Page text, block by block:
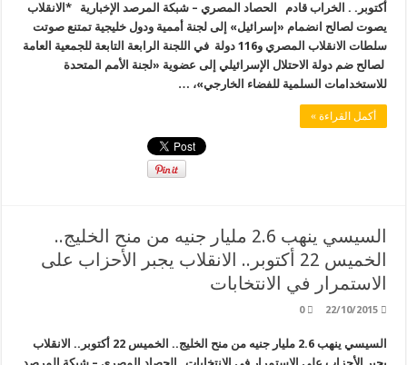
أكتوبر. . الخراب قادم الحصاد المصري – شبكة المرصد الإخبارية *الانقلاب
يصوت لصالح انضمام «إسرائيل» إلى لجنة أممية ودول خليجية تمتنع صوتت
سلطات الانقلاب المصري و116 دولة في اللجنة الرابعة التابعة للجمعية العامة
لصالح ضم دولة الاحتلال الإسرائيلي إلى عضوية «لجنة الأمم المتحدة
للاستخدامات السلمية للفضاء الخارجي»، …
أكمل القراءة »
السيسي ينهب 2.6 مليار جنيه من منح الخليج..
الخميس 22 أكتوبر.. الانقلاب يجبر الأحزاب على
الاستمرار في الانتخابات
22/10/2015
0
السيسي ينهب 2.6 مليار جنيه من منح الخليج.. الخميس 22 أكتوبر.. الانقلاب